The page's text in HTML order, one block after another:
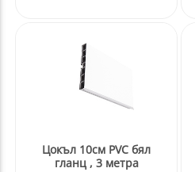
Цокъл 10см PVC бял
гланц , 3 метра